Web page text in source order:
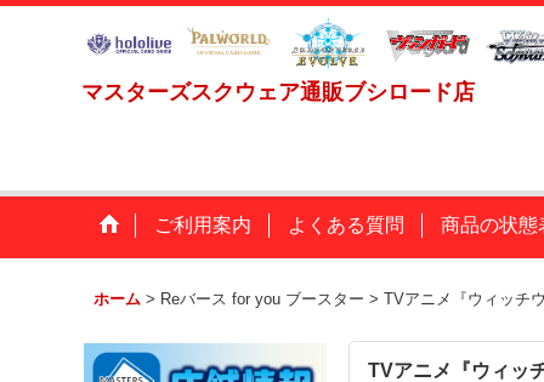
マスターズスクウェア通販ブシロード店
ご利用案内 よくある質問 商品の状態
ホーム > Reバース for you ブースター > TVアニメ『ウィッチ
TVアニメ『ウィッ